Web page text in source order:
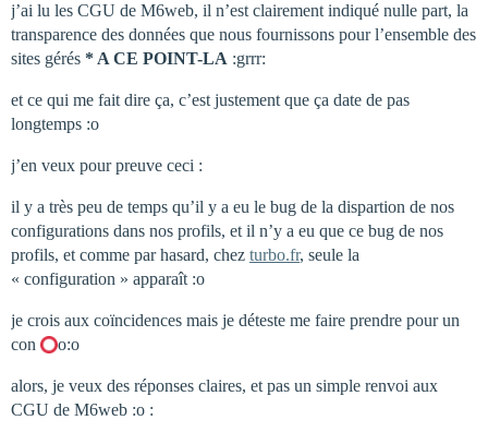
j’ai lu les CGU de M6web, il n’est clairement indiqué nulle part, la
transparence des données que nous fournissons pour l’ensemble des
sites gérés * A CE POINT-LA :grrr:
et ce qui me fait dire ça, c’est justement que ça date de pas
longtemps :o
j’en veux pour preuve ceci :
il y a très peu de temps qu’il y a eu le bug de la dispartion de nos
configurations dans nos profils, et il n’y a eu que ce bug de nos
profils, et comme par hasard, chez turbo.fr, seule la
« configuration » apparaît :o
je crois aux coïncidences mais je déteste me faire prendre pour un
con
o:o
alors, je veux des réponses claires, et pas un simple renvoi aux
CGU de M6web :o :